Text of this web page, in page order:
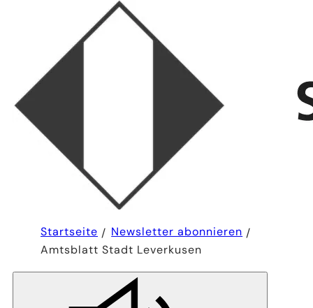
Startseite
Newsletter abonnieren
Amtsblatt Stadt Leverkusen